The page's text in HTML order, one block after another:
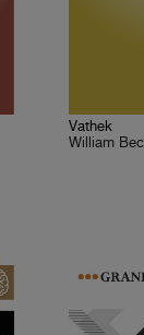
Vathek
William